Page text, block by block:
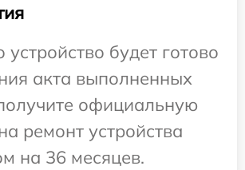
устройство будет готово
акта выполненных
официальную
ремонт устройства
на 36 месяцев.